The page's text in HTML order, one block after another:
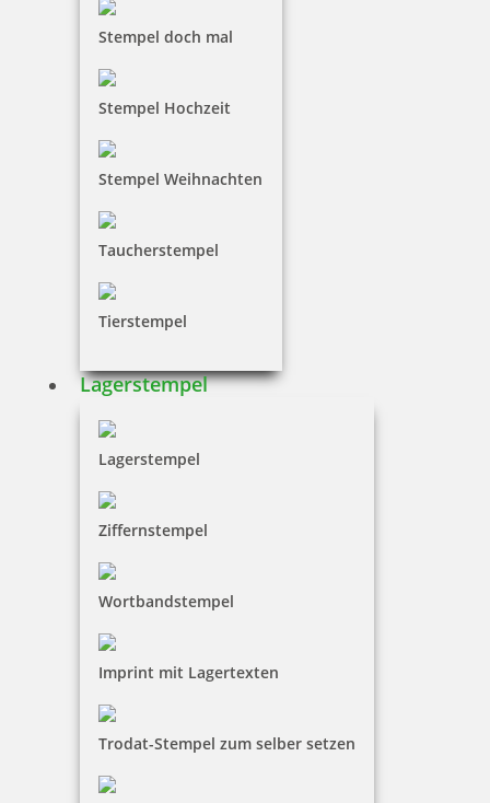
Stempel doch mal
Stempel Hochzeit
Stempel Weihnachten
Taucherstempel
Tierstempel
Lagerstempel
Lagerstempel
Ziffernstempel
Wortbandstempel
Imprint mit Lagertexten
Trodat-Stempel zum selber setzen
stand und haben so eine lange Lebensdauer. Mit
diesem Stempel kann man das Datum und einen
antibakterielle Griff der gleichzeitig sehr gut in der
Hand liegt.